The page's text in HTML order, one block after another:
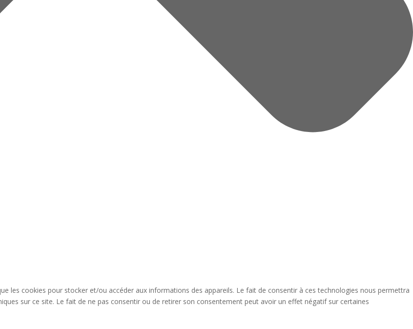
les cookies pour stocker et/ou accéder aux informations des appareils. Le fait de consentir à ces technologies nous permettra
sur ce site. Le fait de ne pas consentir ou de retirer son consentement peut avoir un effet négatif sur certaines